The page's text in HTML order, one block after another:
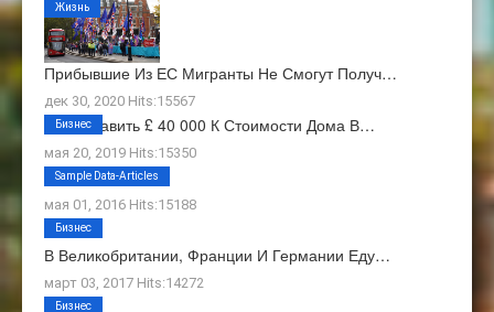
Прибывшие Из ЕС Мигранты Не Смогут Получ…
дек 30, 2020 Hits:15567
Жизнь
Как Добавить £ 40 000 К Стоимости Дома В…
мая 20, 2019 Hits:15350
Бизнес
О Нас
мая 01, 2016 Hits:15188
Sample Data-Articles
В Великобритании, Франции И Германии Еду…
март 03, 2017 Hits:14272
Бизнес
Бизнес